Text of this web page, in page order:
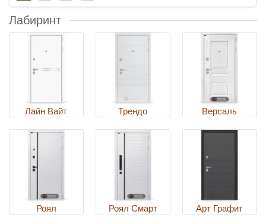
Лабиринт
Лайн Вайт Трендо Версаль
Роял Роял Смарт Арт Графит